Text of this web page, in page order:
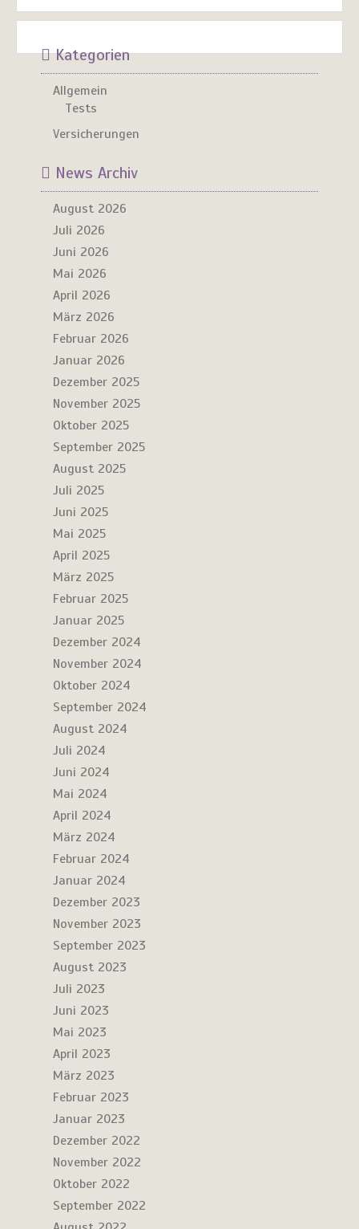
Kategorien
Allgemein
Tests
Versicherungen
News Archiv
August 2026
Juli 2026
Juni 2026
Mai 2026
April 2026
März 2026
Februar 2026
Januar 2026
Dezember 2025
November 2025
Oktober 2025
September 2025
August 2025
Juli 2025
Juni 2025
Mai 2025
April 2025
März 2025
Februar 2025
Januar 2025
Dezember 2024
November 2024
Oktober 2024
September 2024
August 2024
Juli 2024
Juni 2024
Mai 2024
April 2024
März 2024
Februar 2024
Januar 2024
Dezember 2023
November 2023
September 2023
August 2023
Juli 2023
Juni 2023
Mai 2023
April 2023
März 2023
Februar 2023
Januar 2023
Dezember 2022
November 2022
Oktober 2022
September 2022